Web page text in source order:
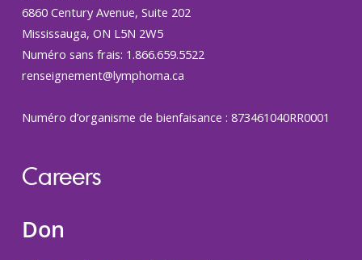
6860 Century Avenue, Suite 202
Mississauga, ON L5N 2W5
Numéro sans frais: 1.866.659.5522
renseignement@lymphoma.ca
Numéro d’organisme de bienfaisance : 873461040RR0001
Careers
Don